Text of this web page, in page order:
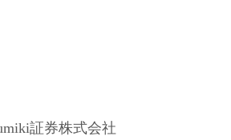
証券株式会社